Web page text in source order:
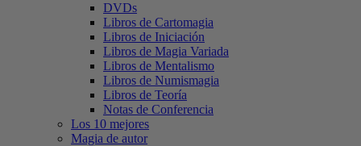
DVDs
Libros de Cartomagia
Libros de Iniciación
Libros de Magia Variada
Libros de Mentalismo
Libros de Numismagia
Libros de Teoría
Notas de Conferencia
Los 10 mejores
Magia de autor